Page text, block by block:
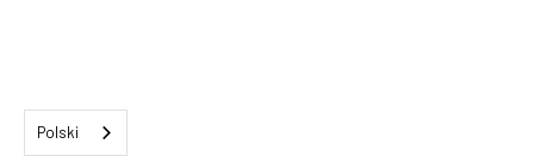
Polski